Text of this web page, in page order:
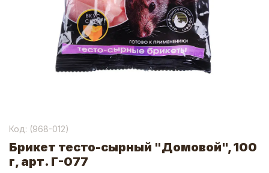
Код: (968-012)
Брикет тесто-сырный "Домовой", 100
г, арт. Г-077